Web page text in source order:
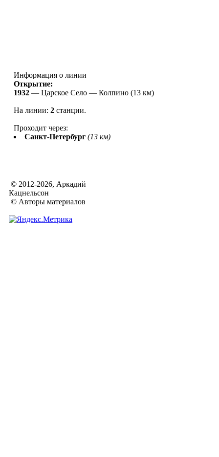
Информация о линии
Открытие:
1932 — Царское Село — Колпино (13 км)
На линии: 2 станции.
Проходит через:
Санкт-Петербург (13 км)
© 2012-2026, Аркадий
Кацнельсон
© Авторы материалов